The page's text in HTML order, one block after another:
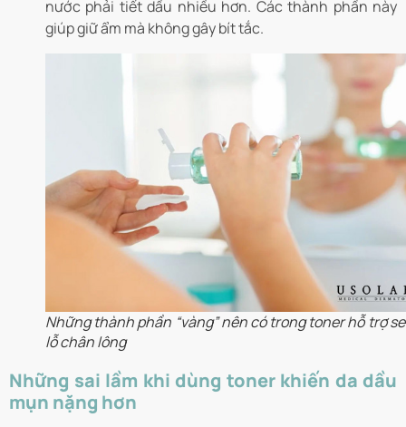
nước phải tiết dầu nhiều hơn. Các thành phần này
giúp giữ ẩm mà không gây bít tắc.
Những thành phần “vàng” nên có trong toner hỗ trợ
lỗ chân lông
Những sai lầm khi dùng toner khiến da dầu
mụn nặng hơn